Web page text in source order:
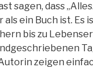
sagen, dass
als ein Buch ist. Es
bis zu
zeigen